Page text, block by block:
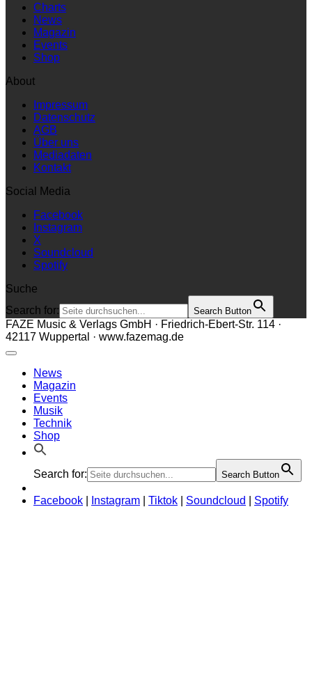
Charts
News
Magazin
Events
Shop
About
Impressum
Datenschutz
AGB
Über uns
Mediadaten
Kontakt
Social Media
Facebook
Instagram
X
Soundcloud
Spotify
Suche
Search for:
Search Button
FAZE Music & Verlags GmbH · Friedrich-Ebert-Str. 114 ·
42117 Wuppertal · www.fazemag.de
News
Magazin
Events
Musik
Technik
Shop
Search for: Search Button
Facebook Instagram Tiktok Soundcloud Spotify